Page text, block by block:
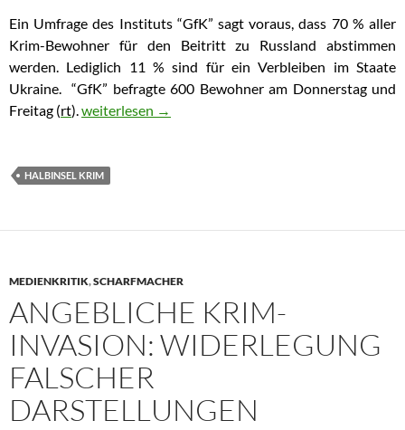
Ein Umfrage des Instituts “GfK” sagt voraus, dass 70 % aller
Krim-Bewohner für den Beitritt zu Russland abstimmen
werden. Lediglich 11 % sind für ein Verbleiben im Staate
Ukraine. “GfK” befragte 600 Bewohner am Donnerstag und
Freitag (rt).Krim Referendum: Umfrage stellt 70 %
weiterlesen →
HALBINSEL KRIM
MEDIENKRITIK,SCHARFMACHER
ANGEBLICHE KRIM-
INVASION: WIDERLEGUNG
FALSCHER
DARSTELLUNGEN